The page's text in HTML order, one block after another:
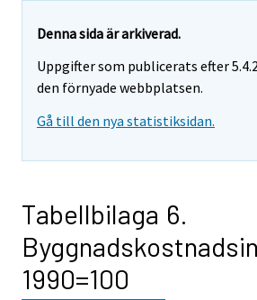
Denna sida är arkiverad.
Uppgifter som publicerats efter
den förnyade webbplatsen.
Gå till den nya statistiksidan.
Tabellbilaga 6.
1990=100